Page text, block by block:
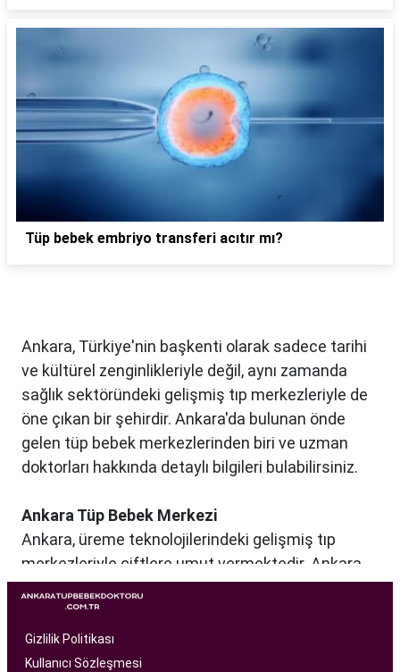
Tüp bebek embriyo transferi acıtır mı?
Ankara, Türkiye'nin başkenti olarak sadece tarihi
ve kültürel zenginlikleriyle değil, aynı zamanda
sağlık sektöründeki gelişmiş tıp merkezleriyle de
öne çıkan bir şehirdir. Ankara'da bulunan önde
gelen tüp bebek merkezlerinden biri ve uzman
doktorları hakkında detaylı bilgileri bulabilirsiniz.
Ankara Tüp Bebek Merkezi
Ankara, üreme teknolojilerindeki gelişmiş tıp
merkezleriyle çiftlere umut vermektedir. Ankara
Tüp Bebek Merkezi, kısırlık sorunu yaşayan
çiftlere profesyonel ve bireysel bir yaklaşımla
hizmet sunan bir sağlık kuruluşudur. Modern
tıbbın son teknolojilerini kullanarak, çiftlere
Gizlilik Politikası
Kullanıcı Sözleşmesi